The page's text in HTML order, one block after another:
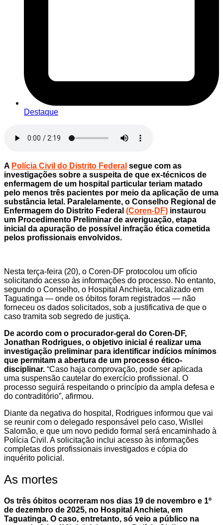
Destaque
A Polícia Civil do Distrito Federal segue com as
investigações sobre a suspeita de que ex-técnicos de
enfermagem de um hospital particular teriam matado
pelo menos três pacientes por meio da aplicação de uma
substância letal. Paralelamente, o Conselho Regional de
Enfermagem do Distrito Federal (Coren-DF) instaurou
um Procedimento Preliminar de averiguação, etapa
inicial da apuração de possível infração ética cometida
pelos profissionais envolvidos.
Nesta terça-feira (20), o Coren-DF protocolou um ofício
solicitando acesso às informações do processo. No entanto,
segundo o Conselho, o Hospital Anchieta, localizado em
Taguatinga — onde os óbitos foram registrados — não
forneceu os dados solicitados, sob a justificativa de que o
caso tramita sob segredo de justiça.
De acordo com o procurador-geral do Coren-DF,
Jonathan Rodrigues, o objetivo inicial é realizar uma
investigação preliminar para identificar indícios mínimos
que permitam a abertura de um processo ético-
disciplinar. “Caso haja comprovação, pode ser aplicada
uma suspensão cautelar do exercício profissional. O
processo seguirá respeitando o princípio da ampla defesa e
do contraditório”, afirmou.
Diante da negativa do hospital, Rodrigues informou que vai
se reunir com o delegado responsável pelo caso, Wisllei
Salomão, e que um novo pedido formal será encaminhado à
Polícia Civil. A solicitação inclui acesso às informações
completas dos profissionais investigados e cópia do
inquérito policial.
As mortes
Os três óbitos ocorreram nos dias 19 de novembro e 1º
de dezembro de 2025, no Hospital Anchieta, em
Taguatinga. O caso, entretanto, só veio a público na